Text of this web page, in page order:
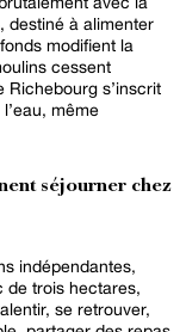
destiné à alimenter
modifient la
cessent
Richebourg s’inscrit
même
séjourner chez
indépendantes,
de trois hectares,
se retrouver,